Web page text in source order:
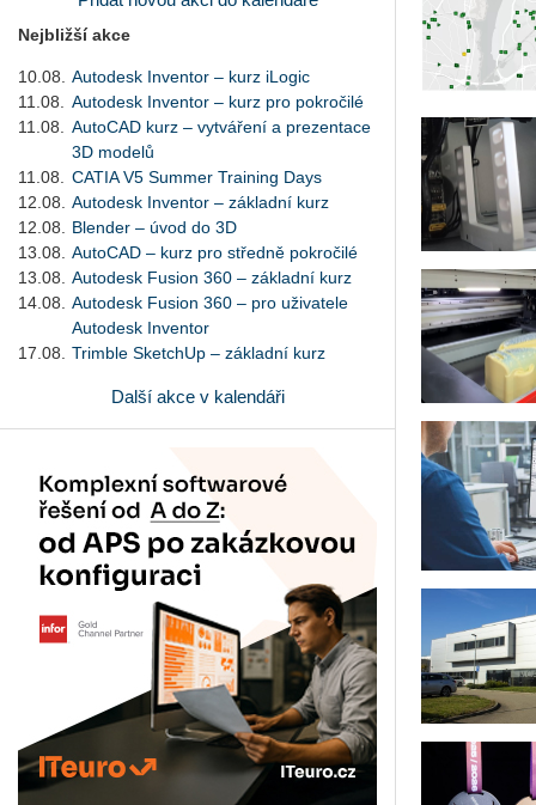
Nejbližší akce
10.08.
Autodesk Inventor – kurz iLogic
11.08.
Autodesk Inventor – kurz pro pokročilé
11.08.
AutoCAD kurz – vytváření a prezentace
3D modelů
11.08.
CATIA V5 Summer Training Days
12.08.
Autodesk Inventor – základní kurz
12.08.
Blender – úvod do 3D
13.08.
AutoCAD – kurz pro středně pokročilé
13.08.
Autodesk Fusion 360 – základní kurz
14.08.
Autodesk Fusion 360 – pro uživatele
Autodesk Inventor
17.08.
Trimble SketchUp – základní kurz
Další akce v kalendáři